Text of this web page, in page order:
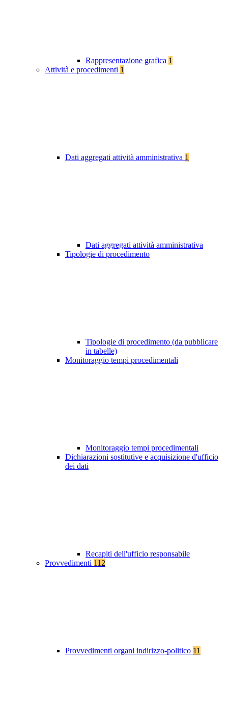
Rappresentazione grafica 1
Attività e procedimenti 1
Dati aggregati attività amministrativa 1
Dati aggregati attività amministrativa
Tipologie di procedimento
Tipologie di procedimento (da pubblicare
in tabelle)
Monitoraggio tempi procedimentali
Monitoraggio tempi procedimentali
Dichiarazioni sostitutive e acquisizione d'ufficio
dei dati
Recapiti dell'ufficio responsabile
Provvedimenti 112
Provvedimenti organi indirizzo-politico 11